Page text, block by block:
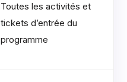
Toutes les activités et
tickets d’entrée du
programme